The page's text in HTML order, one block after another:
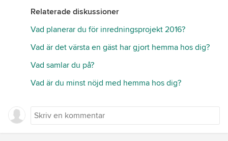
Relaterade diskussioner
Vad planerar du för inredningsprojekt 2016?
Vad är det värsta en gäst har gjort hemma hos dig?
Vad samlar du på?
Vad är du minst nöjd med hemma hos dig?